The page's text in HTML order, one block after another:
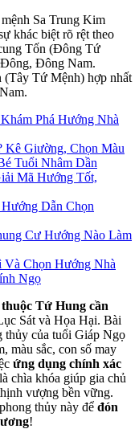
Sa Trung Kim
khác biệt rõ rệt theo
Tốn (Đông Tứ
Đông Nam.
Tứ Mệnh) hợp nhất
Phá Hướng Nhà
Kê Giường, Chọn Màu
Tuổi Nhâm Dần
Mã Hướng Tốt,
Dẫn Chọn
Cư Hướng Nào Làm
Và Chọn Hướng Nhà
Ngọ
Tứ Hung cần
Sát và Họa Hại. Bài
thủy của tuổi Giáp Ngọ
màu sắc, con số may
ứng dụng chính xác
chìa khóa giúp gia chủ
vượng bền vững.
thủy này để đón
!